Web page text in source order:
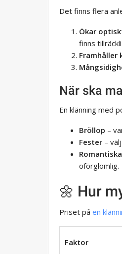
Det finns flera
Ökar
finns
Framhåller
När ska
En klänning med
Bröllop –
Fester –
oförglömlig.
🌼 Hur
Priset på en
Faktor